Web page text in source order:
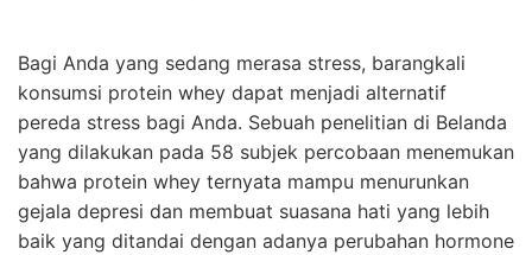
Bagi Anda yang sedang merasa stress, barangkali
konsumsi protein whey dapat menjadi alternatif
pereda stress bagi Anda. Sebuah penelitian di Belanda
yang dilakukan pada 58 subjek percobaan menemukan
bahwa protein whey ternyata mampu menurunkan
gejala depresi dan membuat suasana hati yang lebih
baik yang ditandai dengan adanya perubahan hormone